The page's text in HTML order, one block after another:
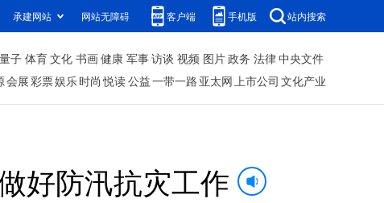
承建网站 网站无障碍 客户端 手机版 站内搜索
量子 体育文化 书画健康 军事访谈 视频 图片政务 法律中央文件
会展彩票娱乐时尚 悦读公益一带一路 亚太网上市公司 文化产业
好防汛抗灾工作